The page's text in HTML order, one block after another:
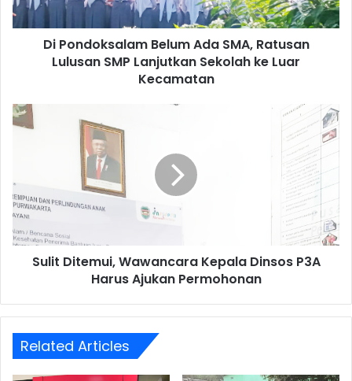
SMP
Lanjutkan
SekolahDi Pondoksalam Belum Ada SMA, Ratusan
Lulusan SMP Lanjutkan Sekolah ke Luar
Kecamatan
Sulit
Ditemui,
P3A
Harus
Ajukan
Permohonan
Sulit Ditemui, Wawancara Kepala Dinsos P3A
Harus Ajukan Permohonan
Related Articles